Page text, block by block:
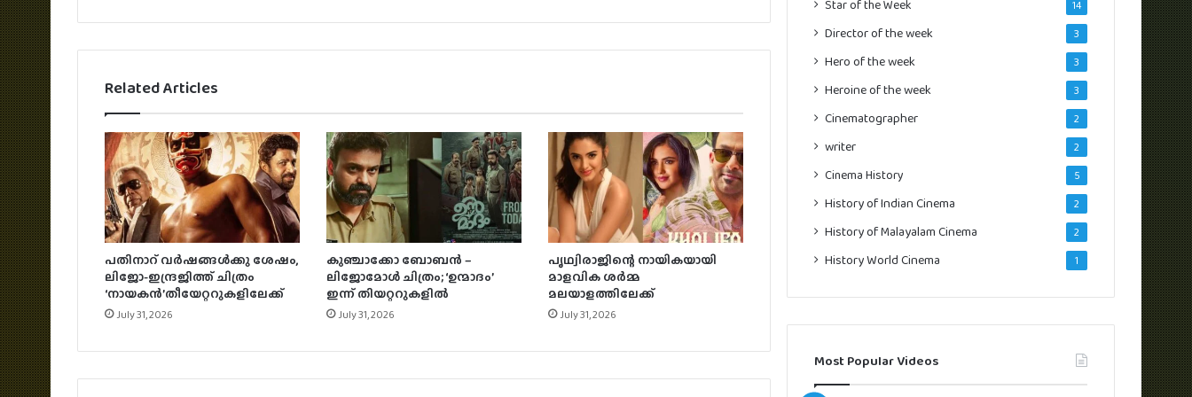
യു/എ സർട്ടിഫിക്കറ്റുമായി
7-ന്!
ഷറഫുദീൻ ചിത്രം ഇറ്റ്സ് എ
മെഡിക്കൽ മിറക്കിൾ ആദ്യ ഗാനം
പുറത്ത്
സസ്‌പെന്‍സും അന്വേഷണവും നിറച്ച്
‘ആര’ത്തിന്റെ ഫസ്റ്റ് ലുക്ക് പോസ്റ്റര്‍
‘ഗപ്പി‘യുടെ പത്താം വാർഷികം;
ടൊവിനോയും ജോൺപോളും വീണ്ടും
ഒന്നിക്കുന്നു
മോഹൻലാലിൻറെ സ്നേഹ സമ്മാനം
Related Articles
പതിനാറ് വര്‍ഷങ്ങള്‍ക്കു ശേഷം,
ലിജോ-ഇന്ദ്രജിത്ത് ചിത്രം
‘നായകന്‍’തീയേറ്ററുകളിലേക്ക്
July 31, 2026
കുഞ്ചാക്കോ ബോബന്‍ –
ലിജോമോള്‍ ചിത്രം; ‘ഉന്മാദം’
ഇന്ന് തിയറ്ററുകളില്‍
July 31, 2026
പൃഥ്വിരാജിന്റെ നായികയായി
മാളവിക ശര്‍മ്മ
മലയാളത്തിലേക്ക്
July 31, 2026
Star of the Week 14
Director of the week 3
Hero of the week 3
Heroine of the week 3
Cinematographer 2
writer 2
Cinema History 5
History of Indian Cinema 2
History of Malayalam Cinema 2
History World Cinema 1
Most Popular Videos